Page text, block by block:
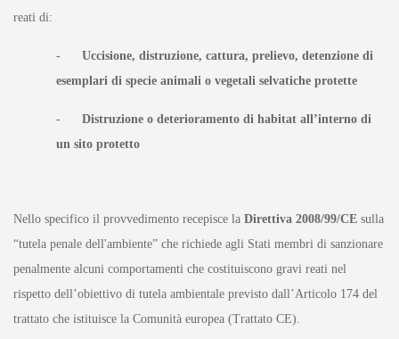
reati di:
- Uccisione, distruzione, cattura, prelievo, detenzione di
esemplari di specie animali o vegetali selvatiche protette
- Distruzione o deterioramento di habitat all’interno di
un sito protetto
Nello specifico il provvedimento recepisce la Direttiva 2008/99/CEsulla
“tutela penale dell'ambiente” che richiede agli Stati membri di sanzionare
penalmente alcuni comportamenti che costituiscono gravi reati nel
rispetto dell’obiettivo di tutela ambientale previsto dall’Articolo 174 del
trattato che istituisce la Comunità europea (Trattato CE).